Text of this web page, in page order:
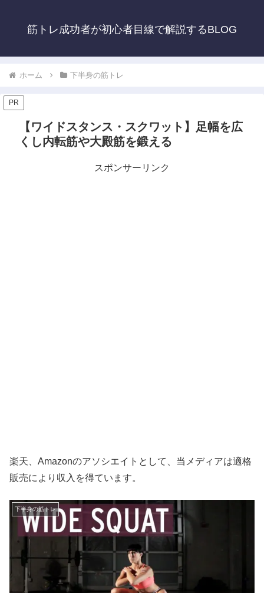
筋トレ成功者が初心者目線で解説するBLOG
ホーム 下半身の筋トレ
PR
【ワイドスタンス・スクワット】足幅を広
くし内転筋や大殿筋を鍛える
スポンサーリンク
楽天、Amazonのアソシエイトとして、当メディアは適格
販売により収入を得ています。
下半身の筋トレ